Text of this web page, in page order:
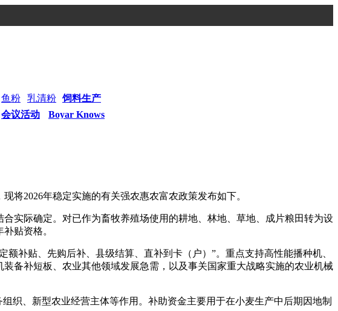
鱼粉 乳清粉 饲料生产
会议活动
Boyar Knows
将2026年稳定实施的有关强农惠农富农政策发布如下。
实际确定。对已作为畜牧养殖场使用的耕地、林地、草地、成片粮田转为设
贴资格。
补贴、先购后补、县级结算、直补到卡（户）”。重点支持高性能播种机、
备补短板、农业其他领域发展急需，以及事关国家重大战略实施的农业机械
织、新型农业经营主体等作用。补助资金主要用于在小麦生产中后期因地制